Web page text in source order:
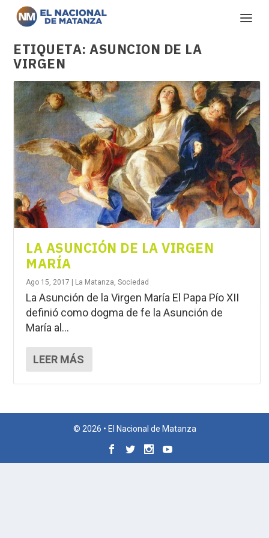
ETIQUETA:ASUNCION DE LA
VIRGEN
LA ASUNCIÓN DE LA VIRGEN
MARÍA
Ago 15, 2017 La Matanza,Sociedad
La Asunción de la Virgen María El Papa Pío XII
definió como dogma de fe la Asunción de
María al...
LEER MÁS
© 2026 • El Nacional de Matanza